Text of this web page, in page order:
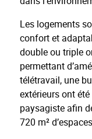
Les logements
confort et
double ou triple
permettant
télétravail, une
extérieurs ont
paysagiste afin
720 m²